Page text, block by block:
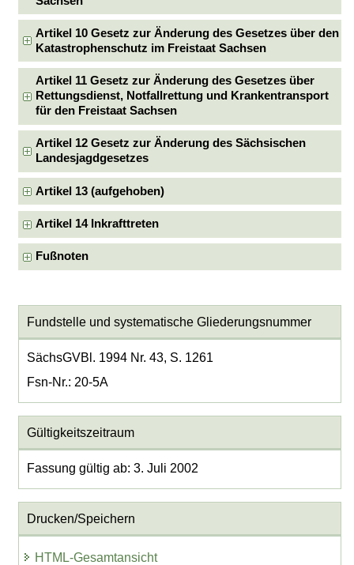
Artikel 10 Gesetz zur Änderung des Gesetzes über den
Katastrophenschutz im Freistaat Sachsen
Artikel 11 Gesetz zur Änderung des Gesetzes über
Rettungsdienst, Notfallrettung und Krankentransport
für den Freistaat Sachsen
Artikel 12 Gesetz zur Änderung des Sächsischen
Landesjagdgesetzes
Artikel 13 (aufgehoben)
Artikel 14 Inkrafttreten
Fußnoten
Fundstelle und systematische Gliederungsnummer
SächsGVBl. 1994 Nr. 43, S. 1261
Fsn-Nr.: 20-5A
Gültigkeitszeitraum
Fassung gültig ab: 3. Juli 2002
Drucken/Speichern
HTML-Gesamtansicht